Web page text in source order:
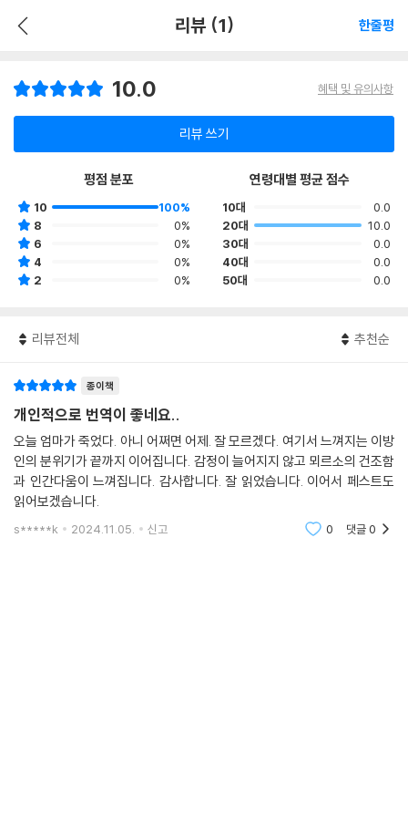
리뷰 (1) 한줄평
10.0 혜택 및 유의사항
리뷰 쓰기
평점 분포
10
100%
8
0%
6
0%
4
0%
2
0%
연령대별 평균 점수
10대
0.0
20대
10.0
30대
0.0
40대
0.0
50대
0.0
리뷰전체 추천순
종이책
개인적으로 번역이 좋네요..
오늘 엄마가 죽었다. 아니 어쩌면 어제. 잘 모르겠다. 여기서 느껴지는 이방
인의 분위기가 끝까지 이어집니다. 감정이 늘어지지 않고 뫼르소의 건조함
과 인간다움이 느껴집니다. 감사합니다. 잘 읽었습니다. 이어서 페스트도
읽어보겠습니다.
s*****k 2024.11.05. 신고 0 댓글0